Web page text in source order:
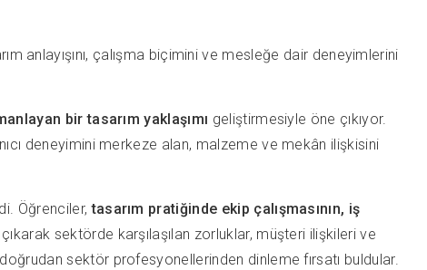
anlayışını, çalışma biçimini ve mesleğe dair deneyimlerini
bir tasarım yaklaşımı geliştirmesiyle öne çıkıyor.
deneyimini merkeze alan, malzeme ve mekân ilişkisini
Öğrenciler,tasarım pratiğinde ekip çalışmasının, iş
sektörde karşılaşılan zorluklar, müşteri ilişkileri ve
sektör profesyonellerinden dinleme fırsatı buldular.